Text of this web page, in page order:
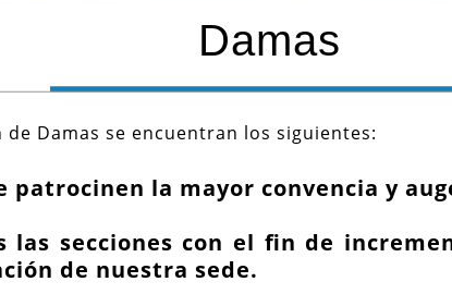
Damas
Damas se encuentran los siguientes:
patrocinen la mayor convencia y
las secciones con el fin de
de nuestra sede.